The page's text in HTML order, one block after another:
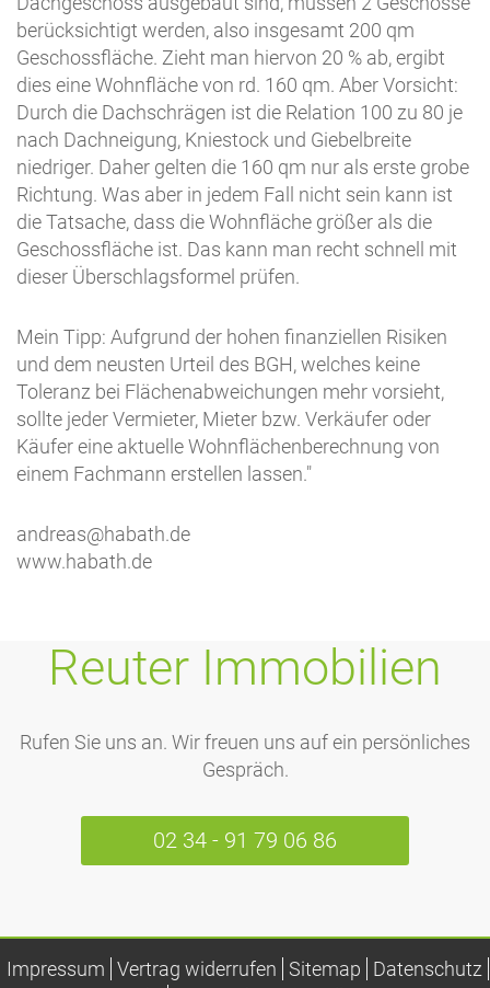
berücksichtigt werden, also insgesamt 200 qm
Geschossfläche. Zieht man hiervon 20 % ab, ergibt
dies eine Wohnfläche von rd. 160 qm. Aber Vorsicht:
Durch die Dachschrägen ist die Relation 100 zu 80 je
nach Dachneigung, Kniestock und Giebelbreite
niedriger. Daher gelten die 160 qm nur als erste grobe
Richtung. Was aber in jedem Fall nicht sein kann ist
die Tatsache, dass die Wohnfläche größer als die
Geschossfläche ist. Das kann man recht schnell mit
dieser Überschlagsformel prüfen.
Mein Tipp: Aufgrund der hohen finanziellen Risiken
und dem neusten Urteil des BGH, welches keine
Toleranz bei Flächenabweichungen mehr vorsieht,
sollte jeder Vermieter, Mieter bzw. Verkäufer oder
Käufer eine aktuelle Wohnflächenberechnung von
einem Fachmann erstellen lassen."
andreas@habath.de
www.habath.de
Reuter Immobilien
Rufen Sie uns an. Wir freuen uns auf ein persönliches
Gespräch.
02 34 - 91 79 06 86
Impressum Vertrag widerrufen Sitemap
Datenschutz